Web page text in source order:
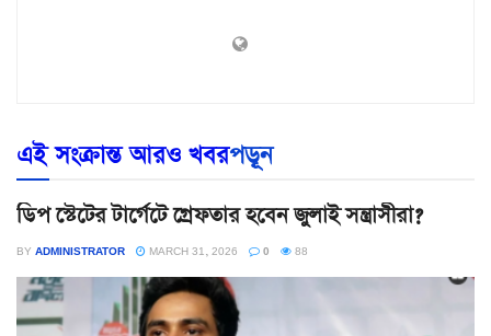
এই সংক্রান্ত আরও খবরপড়ূন
ডিপ স্টেটের টার্গেটে গ্রেফতার হবেন জুলাই সন্ত্রাসীরা?
BY ADMINISTRATOR MARCH 31, 2026 0 88